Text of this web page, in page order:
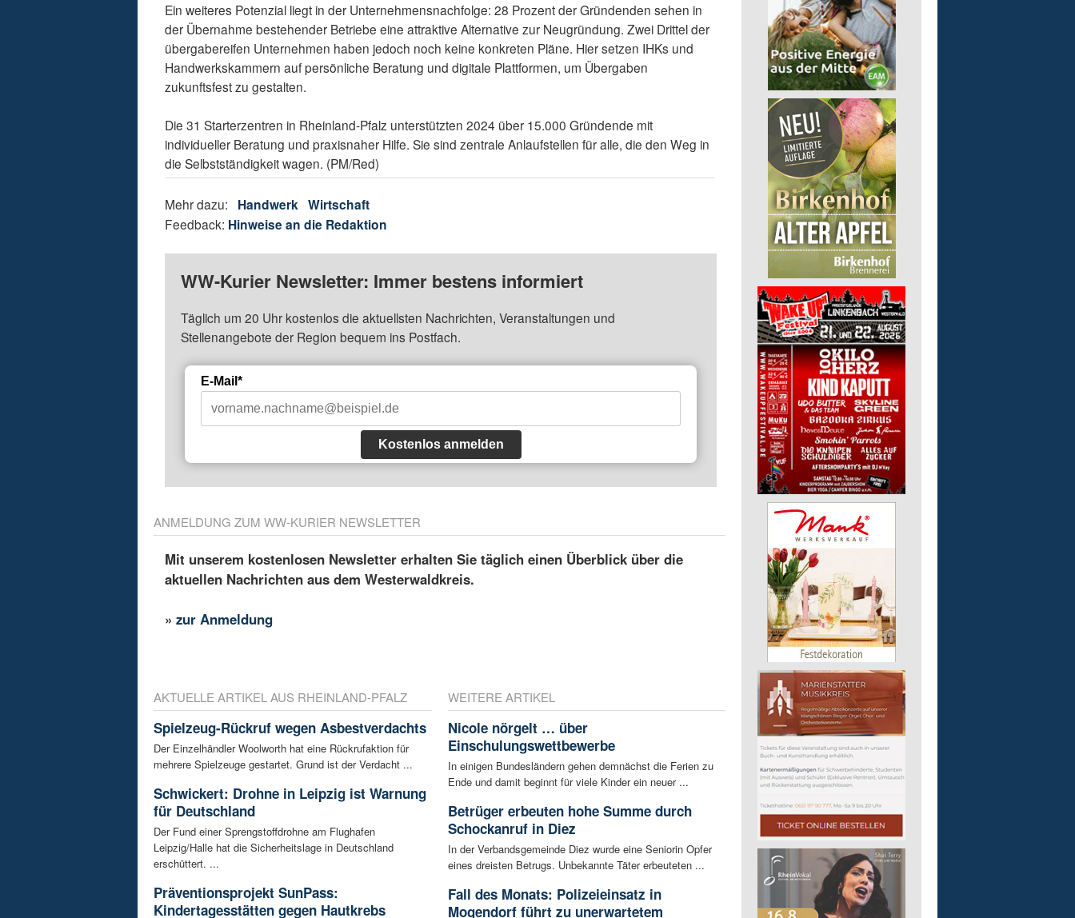
Ein weiteres Potenzial liegt in der Unternehmensnachfolge: 28 Prozent der Gründenden sehen in
der Übernahme bestehender Betriebe eine attraktive Alternative zur Neugründung. Zwei Drittel der
übergabereifen Unternehmen haben jedoch noch keine konkreten Pläne. Hier setzen IHKs und
Handwerkskammern auf persönliche Beratung und digitale Plattformen, um Übergaben
zukunftsfest zu gestalten.
Die 31 Starterzentren in Rheinland-Pfalz unterstützten 2024 über 15.000 Gründende mit
individueller Beratung und praxisnaher Hilfe. Sie sind zentrale Anlaufstellen für alle, die den Weg in
die Selbstständigkeit wagen. (PM/Red)
Mehr dazu: Handwerk Wirtschaft
Feedback: Hinweise an die Redaktion
WW-Kurier Newsletter: Immer bestens informiert
Täglich um 20 Uhr kostenlos die aktuellsten Nachrichten, Veranstaltungen und
Stellenangebote der Region bequem ins Postfach.
E-Mail*
Kostenlos anmelden
ANMELDUNG ZUM WW-KURIER NEWSLETTER
Mit unserem kostenlosen Newsletter erhalten Sie täglich einen Überblick über die
aktuellen Nachrichten aus dem Westerwaldkreis.
»zur Anmeldung
AKTUELLE ARTIKEL AUS RHEINLAND-PFALZ
Spielzeug-Rückruf wegen Asbestverdachts
Der Einzelhändler Woolworth hat eine Rückrufaktion für
mehrere Spielzeuge gestartet. Grund ist der Verdacht ...
Schwickert: Drohne in Leipzig ist Warnung
für Deutschland
Der Fund einer Sprengstoffdrohne am Flughafen
Leipzig/Halle hat die Sicherheitslage in Deutschland
erschüttert. ...
Präventionsprojekt SunPass:
Kindertagesstätten gegen Hautkrebs
WEITERE ARTIKEL
Nicole nörgelt … über
Einschulungswettbewerbe
In einigen Bundesländern gehen demnächst die Ferien zu
Ende und damit beginnt für viele Kinder ein neuer ...
Betrüger erbeuten hohe Summe durch
Schockanruf in Diez
In der Verbandsgemeinde Diez wurde eine Seniorin Opfer
eines dreisten Betrugs. Unbekannte Täter erbeuteten ...
Fall des Monats: Polizeieinsatz in
Mogendorf führt zu unerwartetem